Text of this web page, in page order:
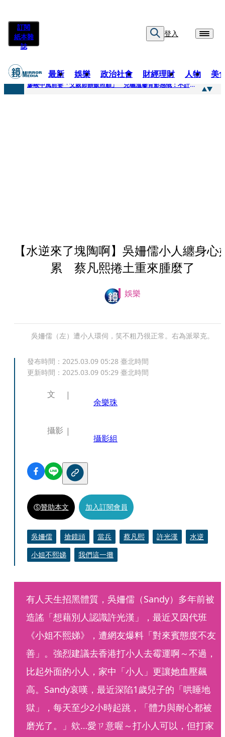
訂閱
紙本雜
誌
登入
最新 娛樂 政治社會 財經理財 人物 美
快訊
廖峻中風前妻「父親節餵飯照顧」 兒曬溫馨背影感慨：不計前嫌的真愛
【水逆來了塊陶啊】吳姍儒小人纏身心
累 蔡凡熙捲土重來腫麼了
娛樂
吳姍儒（左）遭小人環伺，笑不粗乃很正常。右為派翠克。
發布時間： 2025.03.09 05:28 臺北時間
更新時間： 2025.03.09 05:29 臺北時間
文
余樂珠
攝影
攝影組
贊助本文 加入訂閱會員
吳姍儒 搶鏡頭 當兵 蔡凡熙 許光漢
水逆
小姐不熙娣
我們這一攤
有人天生招黑體質，吳姍儒（Sandy）多年前被
造謠「想藉別人認識許光漢」，最近又因代班
《小姐不熙娣》，遭網友爆料「對來賓態度不友
善」。強烈建議去香港打小人去霉運啊～不過，
比起外面的小人，家中「小人」更讓她血壓飆
高。Sandy哀嘆，最近深陷1歲兒子的「哄睡地
獄」，每天至少2小時起跳，「體力與耐心都被
磨光了。」欸…愛ㄗ意喔～打小人可以，但打家